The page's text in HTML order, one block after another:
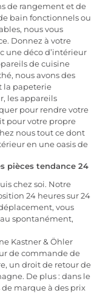
de rangement et de
bain fonctionnels ou
nous vous
Donnez à votre
une déco d’intérieur
de cuisine
nous avons des
la papeterie
les appareils
pour rendre votre
pour votre propre
nous tout ce dont
en une oasis de
pièces tendance 24
chez soi. Notre
24 heures sur 24
vous
spontanément,
Kastner & Öhler
de commande de
un droit de retour de
De plus : dans le
marque à des prix